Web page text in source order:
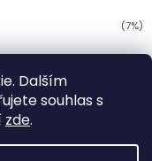
Dalším
souhlas s
zde.
(7%)